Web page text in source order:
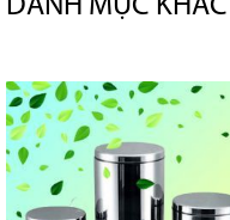
DANH MỤC KHÁC